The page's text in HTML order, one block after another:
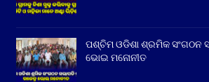
ପଶ୍ଚିମ ଓଡିଶା ଶ୍ରମିକ ସଂଗଠନ
ଭୋଇ ମନୋନୀତ